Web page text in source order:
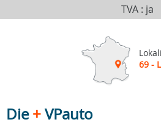
TVA : ja
69 -
Die+VPauto